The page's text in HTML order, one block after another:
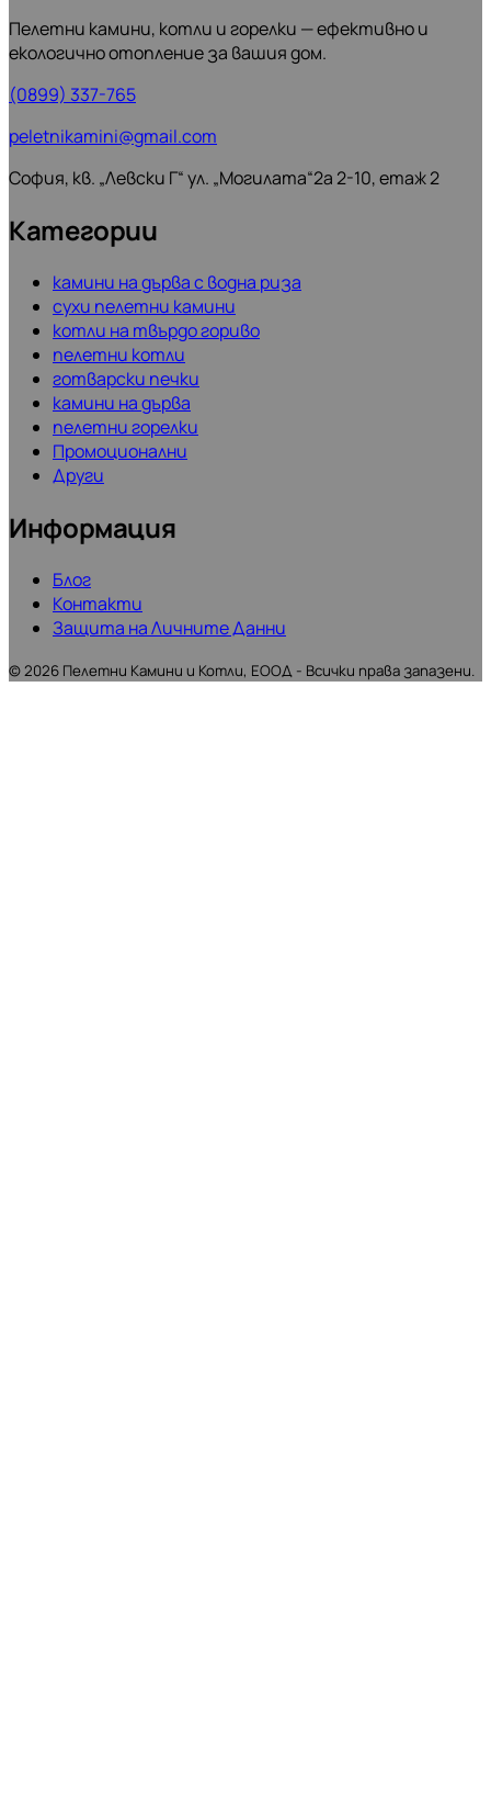
Пелетни камини, котли и горелки — ефективно и
екологично отопление за вашия дом.
(0899) 337-765
peletnikamini@gmail.com
София, кв. „Левски Г“ ул. „Могилата“2а 2-10, етаж 2
Категории
камини на дърва с водна риза
сухи пелетни камини
котли на твърдо гориво
пелетни котли
готварски печки
камини на дърва
пелетни горелки
Промоционални
Други
Информация
Блог
Контакти
Защита на Личните Данни
© 2026 Пелетни Камини и Котли, ЕООД - Всички права запазени.